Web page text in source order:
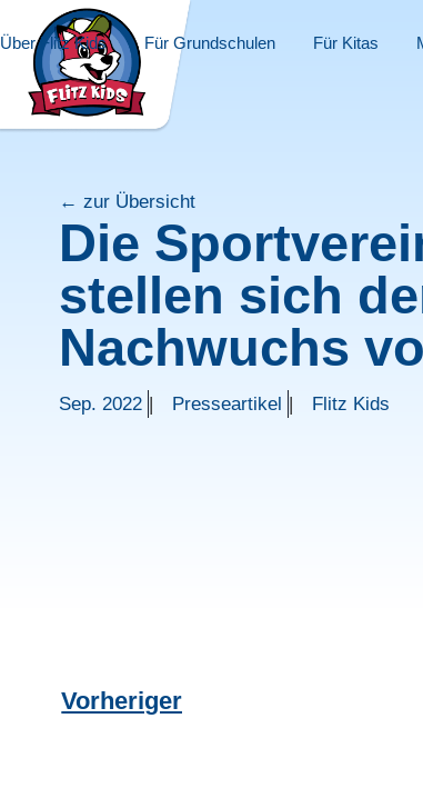
Über Flitz Kids Für Grundschulen Für Kitas
← zur Übersicht
Die
stellen sich
Nachwuchs
Sep. 2022 Presseartikel Flitz Kids
Vorheriger